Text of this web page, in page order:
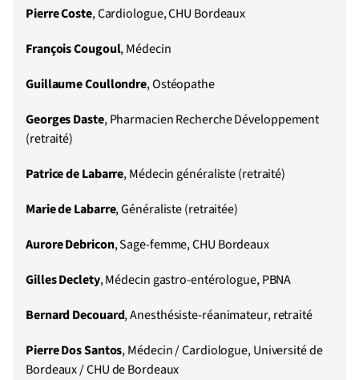
Pierre Coste, Cardiologue, CHU Bordeaux
François Cougoul, Médecin
Guillaume Coullondre, Ostéopathe
Georges Daste, Pharmacien Recherche Développement
(retraité)
Patrice de Labarre, Médecin généraliste (retraité)
Marie de Labarre, Généraliste (retraitée)
AuroreDebricon, Sage-femme, CHU Bordeaux
Gilles Declety, Médecin gastro-entérologue, PBNA
Bernard Decouard, Anesthésiste-réanimateur, retraité
Pierre Dos Santos, Médecin / Cardiologue, Université de
Bordeaux / CHU de Bordeaux